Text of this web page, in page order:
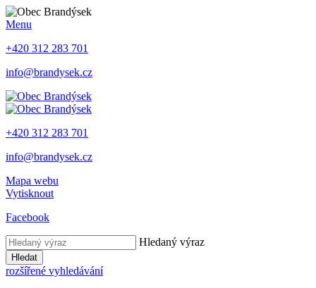
Menu
+420 312 283 701
info@brandysek.cz
+420 312 283 701
info@brandysek.cz
Mapa webu
Vytisknout
Facebook
Hledaný výraz
Hledat
rozšířené vyhledávání